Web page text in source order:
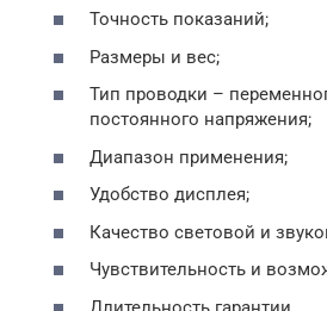
Точность показаний;
Размеры и вес;
Тип проводки –
постоянного напряжения;
Диапазон применения;
Удобство дисплея;
Качество световой и
Чувствительность и